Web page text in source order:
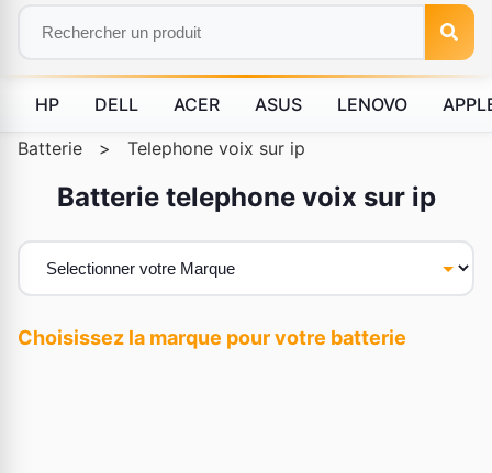
HP DELL ACER ASUS LENOVO
Batterie > Telephone voix sur ip
Batterie telephone voix sur ip
Choisissez la marque pour votre batterie